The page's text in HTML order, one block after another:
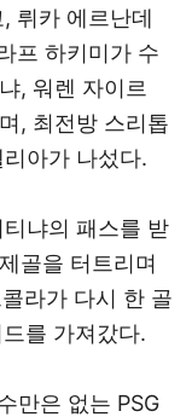
뤼카 에르난데
프 하키미가 수
, 워렌 자이르
, 최전방 스리톱
아가 나섰다.
냐의 패스를 받
골을 터트리며
라가 다시 한 골
를 가져갔다.
만은 없는 PSG